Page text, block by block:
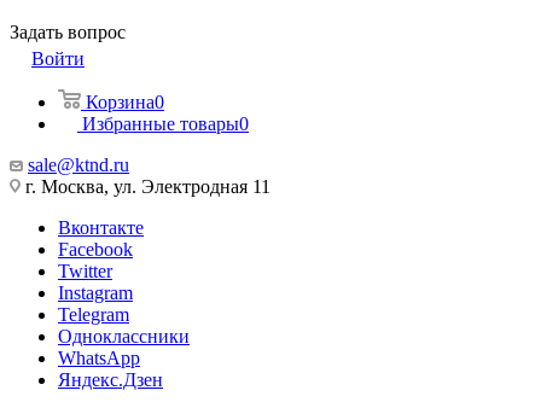
Задать вопрос
Войти
Корзина0
Избранные товары0
sale@ktnd.ru
г. Москва, ул. Электродная 11
Вконтакте
Facebook
Twitter
Instagram
Telegram
Одноклассники
WhatsApp
Яндекс.Дзен